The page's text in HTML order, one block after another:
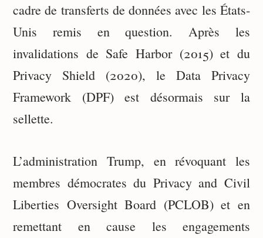
cadre de transferts de données avec les États-
Unis remis en question. Après les
invalidations de Safe Harbor (2015) et du
Privacy Shield (2020), le Data Privacy
Framework (DPF) est désormais sur la
sellette.
L’administration Trump, en révoquant les
membres démocrates du Privacy and Civil
Liberties Oversight Board (PCLOB) et en
remettant en cause les engagements